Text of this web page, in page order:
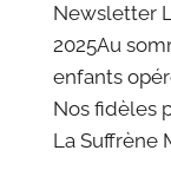
Newsletter
2025Au
enfants
Nos fidèles
La Suffrène